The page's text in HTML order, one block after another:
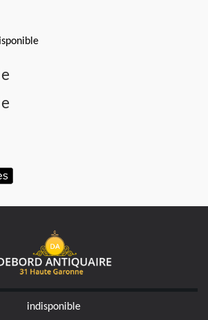
indisponible